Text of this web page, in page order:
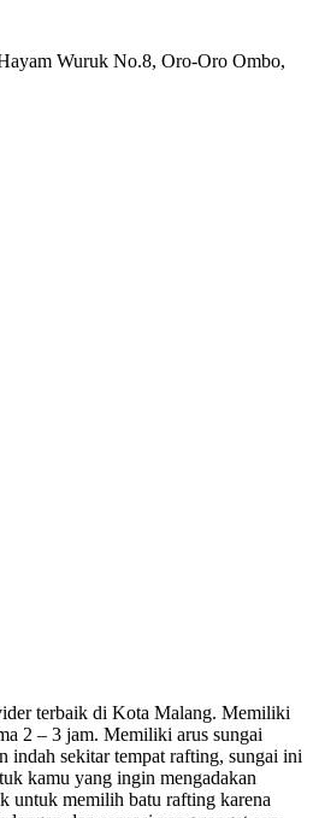
Wuruk No.8, Oro-Oro Ombo,
terbaik di Kota Malang. Memiliki
2 – 3 jam. Memiliki arus sungai
indah sekitar tempat rafting, sungai ini
kamu yang ingin mengadakan
untuk memilih batu rafting karena